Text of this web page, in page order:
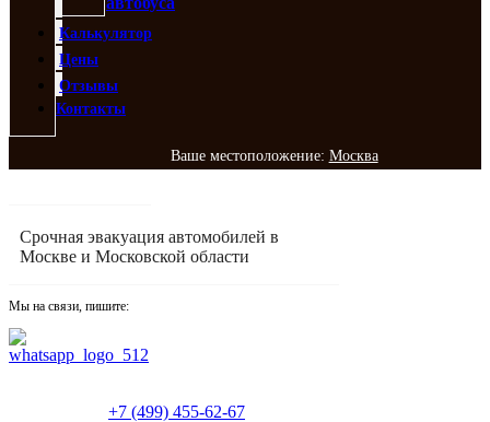
Калькулятор
Цены
Отзывы
Контакты
Ваше местоположение: Москва
Срочная эвакуация автомобилей в
Москве и Московской области
Мы на связи, пишите:
+7 (499) 455-62-67